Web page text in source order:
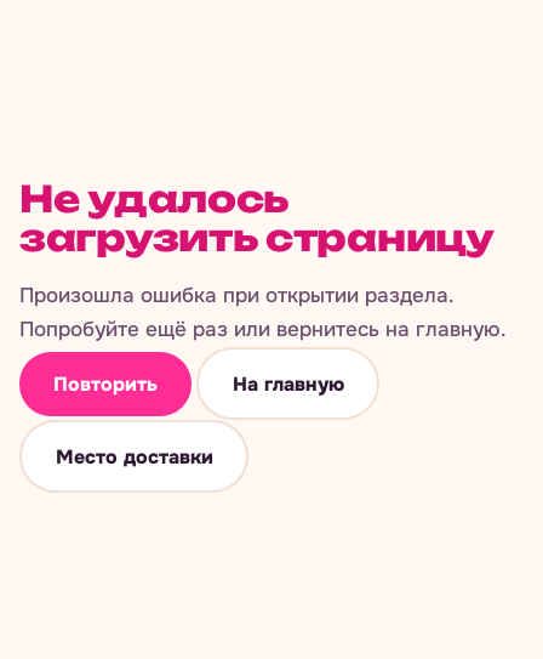
Не удалось
загрузить страницу
Произошла ошибка при открытии раздела.
Попробуйте ещё раз или вернитесь на главную.
Повторить На главную
Место доставки